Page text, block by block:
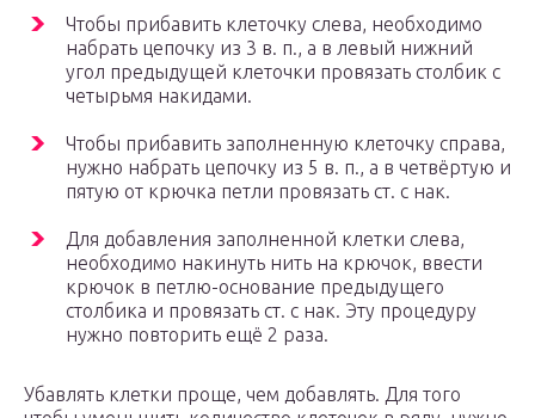
Чтобы прибавить клеточку слева, необходимо
набрать цепочку из 3 в. п., а в левый нижний
угол предыдущей клеточки провязать столбик с
четырьмя накидами.
Чтобы прибавить заполненную клеточку справа,
нужно набрать цепочку из 5 в. п., а в четвёртую и
пятую от крючка петли провязать ст. с нак.
Для добавления заполненной клетки слева,
необходимо накинуть нить на крючок, ввести
крючок в петлю-основание предыдущего
столбика и провязать ст. с нак. Эту процедуру
нужно повторить ещё 2 раза.
Убавлять клетки проще, чем добавлять. Для того